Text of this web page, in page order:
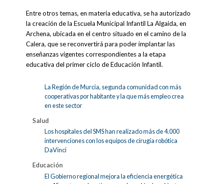
Entre otros temas, en materia educativa, se ha autorizado
la creación de la Escuela Municipal Infantil La Algaida, en
Archena, ubicada en el centro situado en el camino de la
Calera, que se reconvertirá para poder implantar las
enseñanzas vigentes correspondientes a la etapa
educativa del primer ciclo de Educación Infantil.
La Región de Murcia, segunda comunidad con más
cooperativas por habitante y la que más empleo crea
en este sector
Salud
Los hospitales del SMS han realizado más de 4.000
intervenciones con los equipos de cirugía robótica
DaVinci
Educación
El Gobierno regional mejora la eficiencia energética